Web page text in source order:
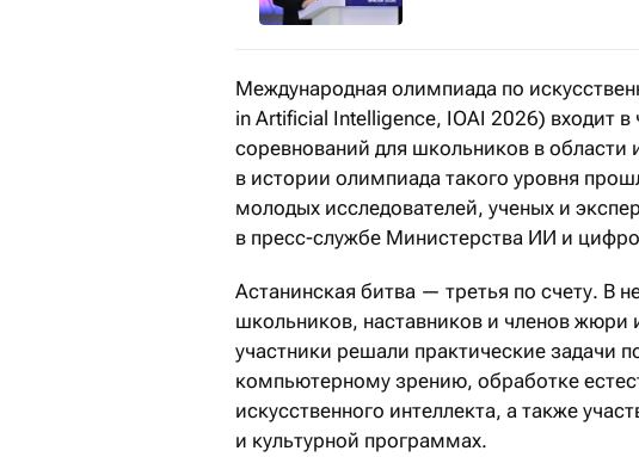
Международная олимпиада по
in Artificial Intelligence, IOAI 2026) входит
соревнований для школьников в области
в истории олимпиада такого уровня
молодых исследователей, ученых и
в пресс-службе Министерства ИИ и
Астанинская битва — третья по счету. В
школьников, наставников и членов жюри
участники решали практические задачи
компьютерному зрению, обработке
искусственного интеллекта, а также
и культурной программах.